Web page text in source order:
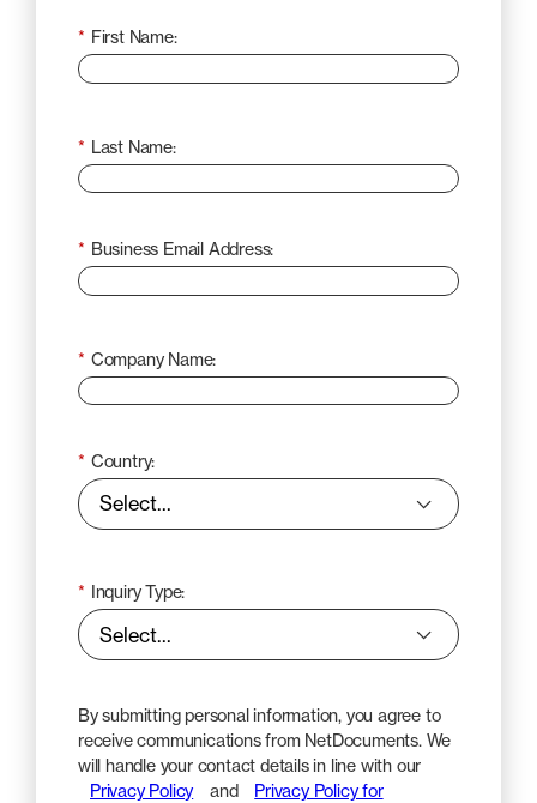
* First Name:
* Last Name:
* Business Email Address:
* Company Name:
* Country:
* Inquiry Type:
By submitting personal information, you agree to
receive communications from NetDocuments. We
will handle your contact details in line with our
Privacy Policy
and
Privacy Policy for